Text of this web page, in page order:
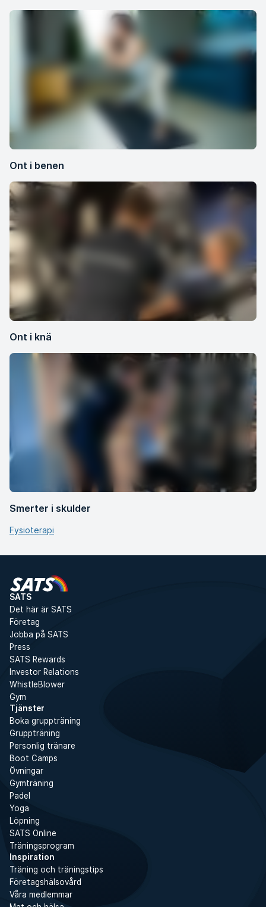
Ont i benen
Ont i knä
Smerter i skulder
Fysioterapi
SATS
Det här är SATS
Företag
Jobba på SATS
Press
SATS Rewards
Investor Relations
WhistleBlower
Gym
Tjänster
Boka gruppträning
Gruppträning
Personlig tränare
Boot Camps
Övningar
Gymträning
Padel
Yoga
Löpning
SATS Online
Träningsprogram
Inspiration
Träning och träningstips
Företagshälsovård
Våra medlemmar